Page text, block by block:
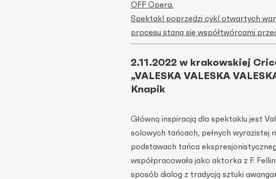
OFF Opera.
Spektakl poprzedzi cykl otwartych
procesu staną się współtwórcami
2.11.2022 w krakowskiej
„VALESKA VALESKA
Knapik
Główną inspiracją dla spektaklu jest
solowych tańcach, pełnych wyrazistej
podstawach tańca
współpracowała jako aktorka z F.
sposób dialog z tradycją sztuki